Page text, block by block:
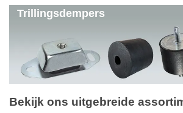
Trillingsdempers
Bekijk ons uitgebreide